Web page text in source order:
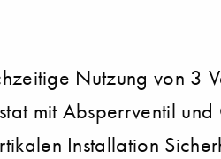
Nutzung von 3
mit Absperrventil
Installation